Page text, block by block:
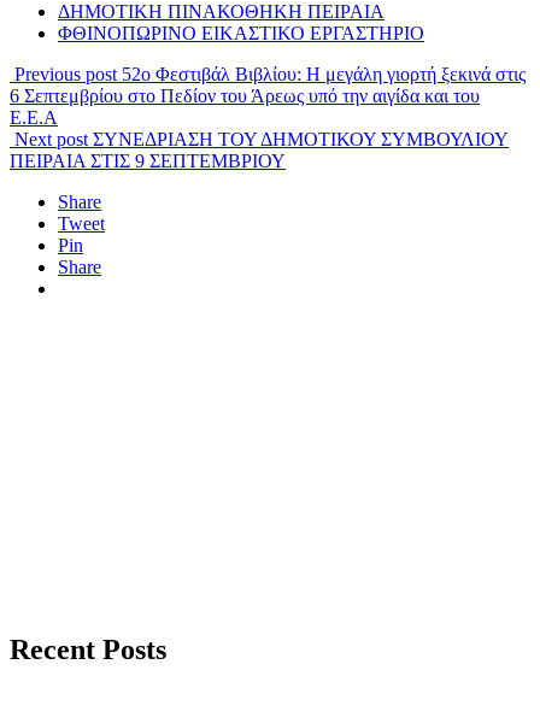
ΔΗΜΟΤΙΚΗ ΠΙΝΑΚΟΘΗΚΗ ΠΕΙΡΑΙΑ
ΦΘΙΝΟΠΩΡΙΝΟ ΕΙΚΑΣΤΙΚΟ ΕΡΓΑΣΤΗΡΙΟ
Previous post 52ο Φεστιβάλ Βιβλίου: Η μεγάλη γιορτή ξεκινά στις
6 Σεπτεμβρίου στο Πεδίον του Άρεως υπό την αιγίδα και του
Ε.Ε.Α
Next post ΣΥΝΕΔΡΙΑΣΗ ΤΟΥ ΔΗΜΟΤΙΚΟΥ ΣΥΜΒΟΥΛΙΟΥ
ΠΕΙΡΑΙΑ ΣΤΙΣ 9 ΣΕΠΤΕΜΒΡΙΟΥ
Share
Tweet
Pin
Share
Recent Posts